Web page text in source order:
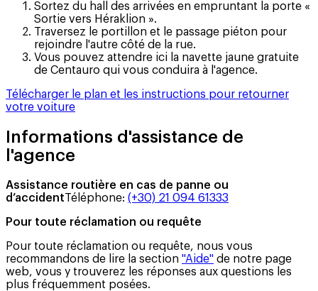
Sortez du hall des arrivées en empruntant la porte «
Sortie vers Héraklion ».
Traversez le portillon et le passage piéton pour
rejoindre l'autre côté de la rue.
Vous pouvez attendre ici la navette jaune gratuite
de Centauro qui vous conduira à l'agence.
Télécharger le plan et les instructions pour retourner
votre voiture
Informations d'assistance de
l'agence
Assistance routière en cas de panne ou
d’accidentTéléphone: (+30) 21 094 61333
Pour toute réclamation ou requête
Pour toute réclamation ou requête, nous vous
recommandons de lire la section "Aide" de notre page
web, vous y trouverez les réponses aux questions les
plus fréquemment posées.